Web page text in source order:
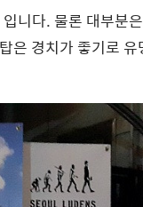
니다. 물론 대부분
은 경치가 좋기로